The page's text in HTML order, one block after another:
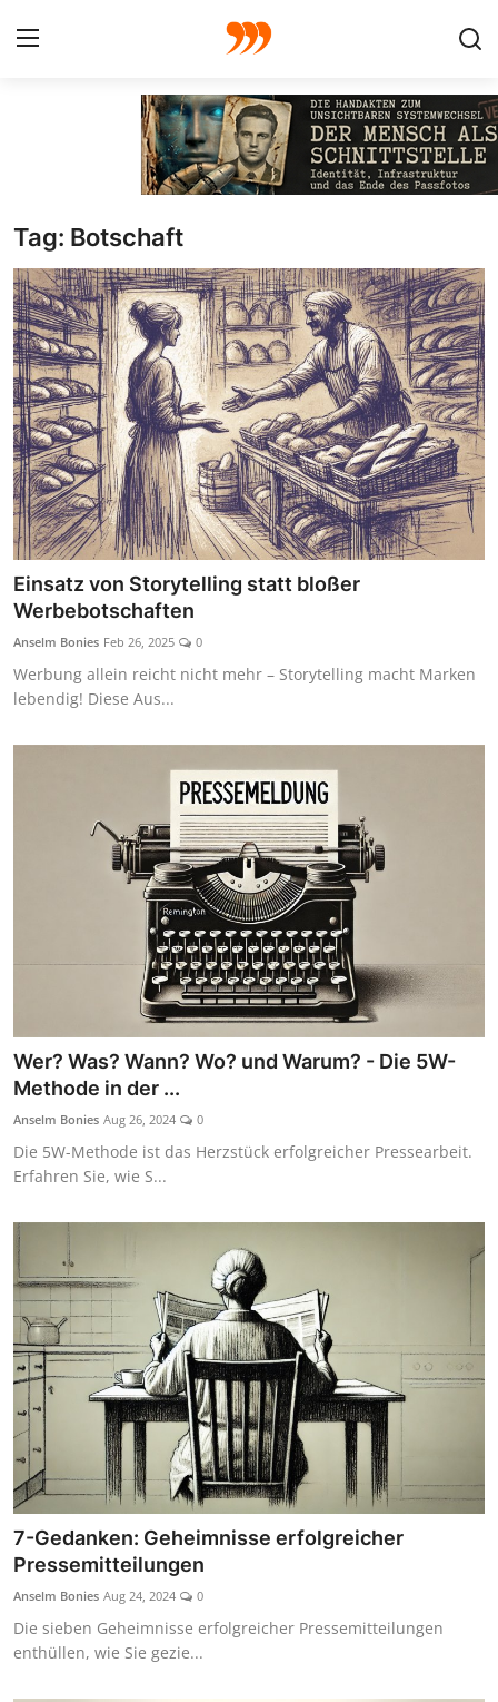
Galerie
GRAFIK
Redaktion
Beiträge
Vorproduktion
Tag: Botschaft
Einsatz von Storytelling statt bloßer
Werbebotschaften
Anselm Bonies Feb 26, 2025 0
Werbung allein reicht nicht mehr – Storytelling macht Marken
lebendig! Diese Aus...
Wer? Was? Wann? Wo? und Warum? - Die 5W-
Methode in der ...
Anselm Bonies Aug 26, 2024 0
Die 5W-Methode ist das Herzstück erfolgreicher Pressearbeit.
Erfahren Sie, wie S...
7-Gedanken: Geheimnisse erfolgreicher
Pressemitteilungen
Anselm Bonies Aug 24, 2024 0
Die sieben Geheimnisse erfolgreicher Pressemitteilungen
enthüllen, wie Sie gezie...